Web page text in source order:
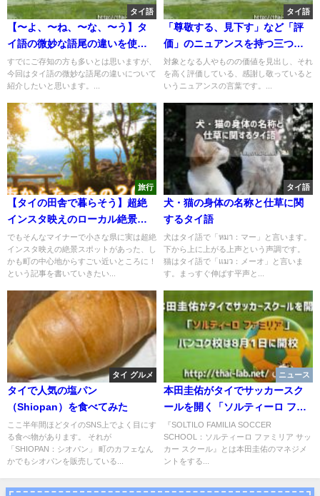
タイ語
【〜よ、〜ね、〜な、〜う】タ
イ語の微妙な語尾の違いを使い
分けよう
すでにご存知の方も多いとは思いますが、
今回はタイ語の微妙な語尾の違いについて
紹介したいと思います。...
タイ語
「尊敬する、見下す」など「評
価」のニュアンスを持つ三つの
タイ語表現
対象となる人やものの価値を見出し、それ
を高く評価している、感謝し敬っていると
いうニュアンスの言葉です。...
旅行
【タイの田舎で暮らそう】超絶
インスタ映えのローカル絶景ス
ポットがこんな近くに！ノーン
ブアランプー県
でもそんなマイナーで小さな県に実は超絶
インスタ映えの絶景スポットがあった、し
かも町の中心地からすごい近いところに！
という記事を書いていきたい...
タイ語
犬・猫の身体の名称と仕草に関
するタイ語
犬はタイ語で「หมา：マー」と言います。
下から上に上がる上声という声調です。
猫はタイ語で「แมว：メーオ」と言いま
す。まっすぐ伸ばす平声と...
タイ グルメ
タイで人気の塩パン
（Shiopan）を食べてみた
ここ半年間ほどタイのSNS上でよく目にす
る食べ物があります。 それが
「SHIOPAN：シオパン」 町のカフェなん
かでもシオパンを販売している...
ニュース
本田圭佑がタイでサッカースク
ールを開く「ソルティーロ ファ
ミリア」バンコク校は8月1日に
開校
『SOLTILO FAMILIA SOCCER
SCHOOL：ソルティーロ ファミリア サッ
カー スクール』とは本田圭佑のマネジメ
ントをする...